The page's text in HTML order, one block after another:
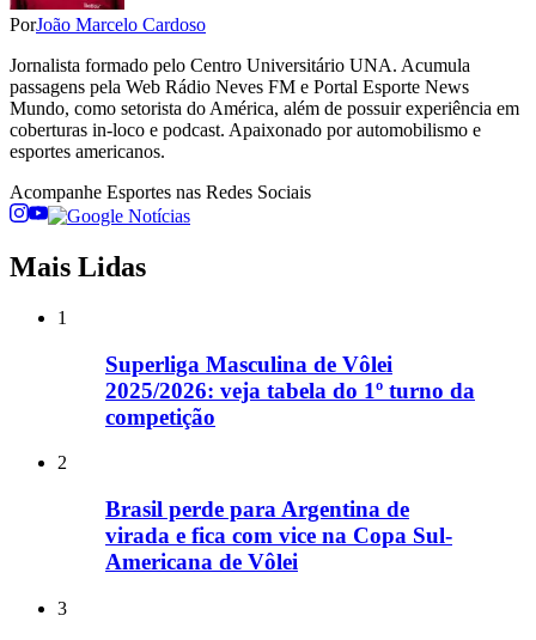
PorJoão Marcelo Cardoso
Jornalista formado pelo Centro Universitário UNA. Acumula
passagens pela Web Rádio Neves FM e Portal Esporte News
Mundo, como setorista do América, além de possuir experiência em
coberturas in-loco e podcast. Apaixonado por automobilismo e
esportes americanos.
Acompanhe Esportes nas Redes Sociais
Mais Lidas
1
Superliga Masculina de Vôlei
2025/2026: veja tabela do 1º turno da
competição
2
Brasil perde para Argentina de
virada e fica com vice na Copa Sul-
Americana de Vôlei
3